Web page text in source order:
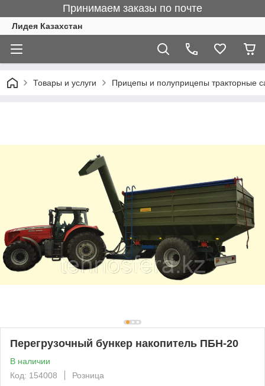
Принимаем заказы по почте
Лидея Казахстан
Товары и услуги Прицепы и полуприцепы тракторные
Перегрузочный бункер накопитель ПБН-20
В наличии
Код: 154008
Розница